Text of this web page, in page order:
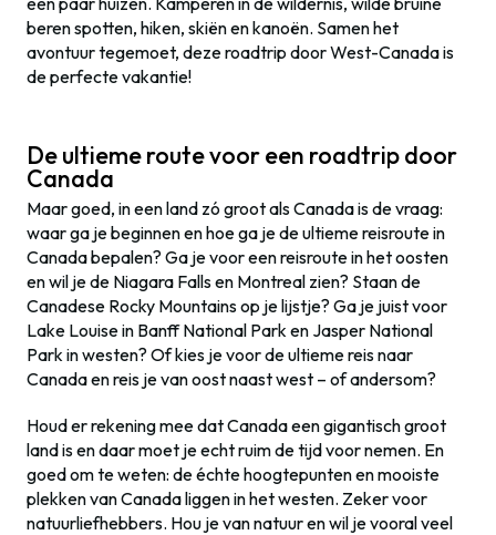
beren spotten, hiken, skiën en kanoën. Samen het
avontuur tegemoet, deze roadtrip door West-Canada is
de perfecte vakantie!
De ultieme route voor een roadtrip door
Canada
Maar goed, in een land zó groot als Canada is de vraag:
waar ga je beginnen en hoe ga je de ultieme reisroute in
Canada bepalen? Ga je voor een reisroute in het oosten
en wil je de Niagara Falls en Montreal zien? Staan de
Canadese Rocky Mountains op je lijstje? Ga je juist voor
Lake Louise in Banff National Park en Jasper National
Park in westen? Of kies je voor de ultieme reis naar
Canada en reis je van oost naast west – of andersom?
Houd er rekening mee dat Canada een gigantisch groot
land is en daar moet je echt ruim de tijd voor nemen. En
goed om te weten: de échte hoogtepunten en mooiste
plekken van Canada liggen in het westen. Zeker voor
natuurliefhebbers. Hou je van natuur en wil je vooral veel